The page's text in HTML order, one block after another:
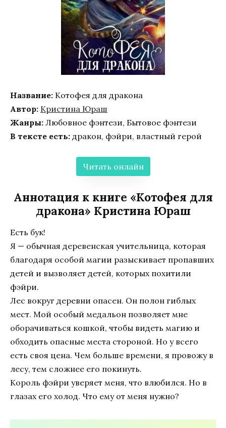
Название: Котофея для дракона
Автор: Кристина Юраш
Жанры: Любовное фэнтези, Бытовое фэнтези
В тексте есть: дракон, фэйри, властный герой
Читать онлайн
Аннотация к книге «Котофея для
дракона» Кристина Юраш
Есть бук!
Я — обычная деревенская учительница, которая
благодаря особой магии разыскивает пропавших
детей и вызволяет детей, которых похитили
фэйри.
Лес вокруг деревни опасен. Он полон гиблых
мест. Мой особый медальон позволяет мне
оборачиваться кошкой, чтобы видеть магию и
обходить опасные места стороной. Но у всего
есть своя цена. Чем больше времени, я провожу в
лесу, тем сложнее его покинуть.
Король фэйри уверяет меня, что влюбился. Но в
глазах его холод. Что ему от меня нужно?